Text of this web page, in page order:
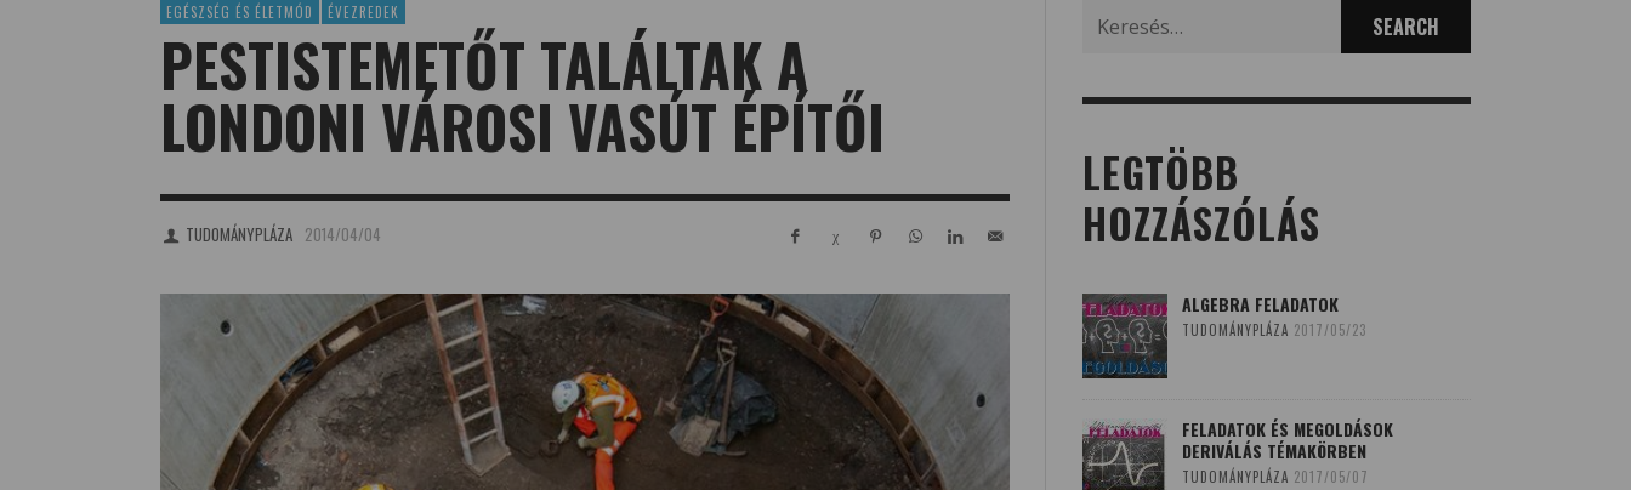
EGÉSZSÉG ÉS ÉLETMÓD ÉVEZREDEK
PESTISTEMETŐT TALÁLTAK A
LONDONI VÁROSI VASÚT ÉPÍTŐI
TUDOMÁNYPLÁZA 2014/04/04
for:
LEGTÖBB
HOZZÁSZÓLÁS
ALGEBRA FELADATOK
TUDOMÁNYPLÁZA 2017/05/23
FELADATOK ÉS MEGOLDÁSOK
DERIVÁLÁS TÉMAKÖRBEN
TUDOMÁNYPLÁZA 2017/05/07